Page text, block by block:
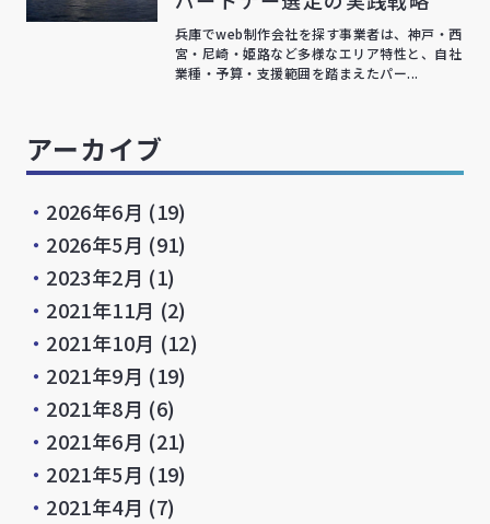
兵庫でweb制作会社を探す事業者は、神戸・西
宮・尼崎・姫路など多様なエリア特性と、自社
業種・予算・支援範囲を踏まえたパー...
アーカイブ
・ 2026年6月 (19)
・ 2026年5月 (91)
・ 2023年2月 (1)
・ 2021年11月 (2)
・ 2021年10月 (12)
・ 2021年9月 (19)
・ 2021年8月 (6)
・ 2021年6月 (21)
・ 2021年5月 (19)
・ 2021年4月 (7)